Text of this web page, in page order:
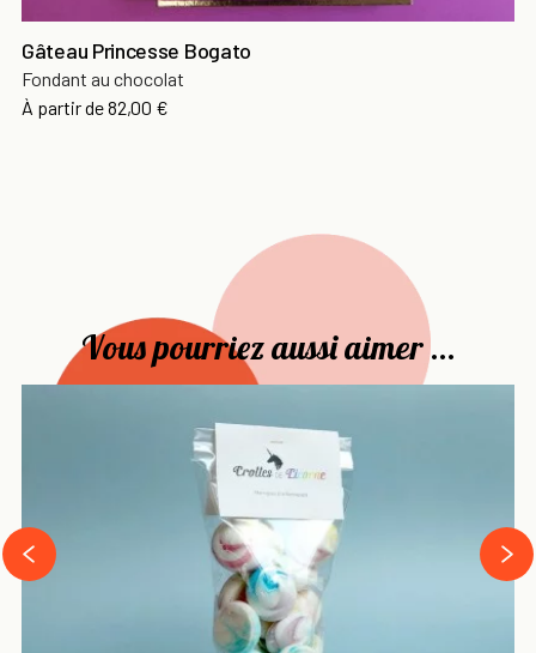
Gâteau Princesse Bogato
Fondant au chocolat
À partir dePrix
82,00 €
Vous pourriez aussi aimer ...
‹
›